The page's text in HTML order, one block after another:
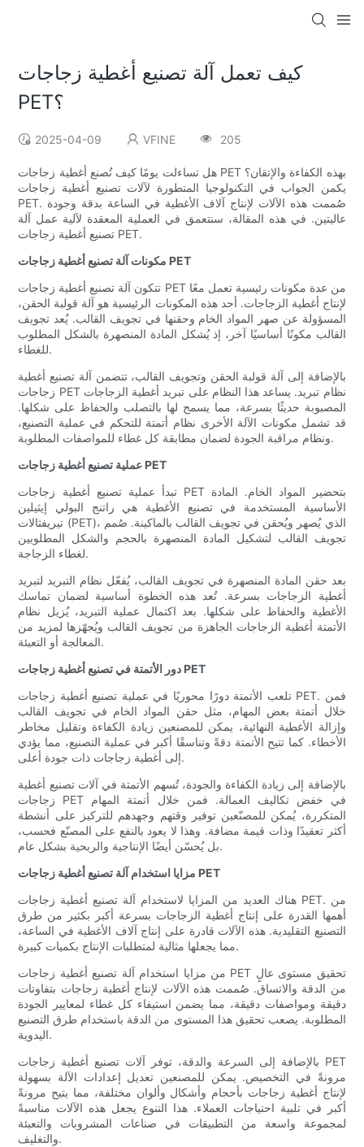
كيف تعمل آلة تصنيع أغطية زجاجات
PET؟
2025-04-09 VFINE 205
هل تساءلت يومًا كيف تُصنع أغطية زجاجات PET بهذه الكفاءة والإتقان؟
يكمن الجواب في التكنولوجيا المتطورة لآلات تصنيع أغطية زجاجات
PET. صُممت هذه الآلات لإنتاج آلاف الأغطية في الساعة بدقة وجودة
عاليتين. في هذه المقالة، سنتعمق في العملية المعقدة لآلية عمل آلة
تصنيع أغطية زجاجات PET.
مكونات آلة تصنيع أغطية زجاجات PET
تتكون آلة تصنيع أغطية زجاجات PET من عدة مكونات رئيسية تعمل معًا
لإنتاج أغطية الزجاجات. أحد هذه المكونات الرئيسية هو آلة قولبة الحقن،
المسؤولة عن صهر المواد الخام وحقنها في تجويف القالب. يُعد تجويف
القالب مكونًا أساسيًا آخر، إذ يُشكل المادة المنصهرة بالشكل المطلوب
للغطاء.
بالإضافة إلى آلة قولبة الحقن وتجويف القالب، تتضمن آلة تصنيع أغطية
زجاجات PET نظام تبريد. يساعد هذا النظام على تبريد أغطية الزجاجات
المصبوبة حديثًا بسرعة، مما يسمح لها بالتصلب والحفاظ على شكلها.
قد تشمل مكونات الآلة الأخرى نظام أتمتة للتحكم في عملية التصنيع،
ونظام مراقبة الجودة لضمان مطابقة كل غطاء للمواصفات المطلوبة.
عملية تصنيع أغطية زجاجات PET
تبدأ عملية تصنيع أغطية زجاجات PET بتحضير المواد الخام. المادة
الأساسية المستخدمة في تصنيع الأغطية هي راتنج البولي إيثيلين
تيريفثالات (PET)، الذي يُصهر ويُحقن في تجويف القالب بالماكينة. صُمم
تجويف القالب لتشكيل المادة المنصهرة بالحجم والشكل المطلوبين
لغطاء الزجاجة.
بعد حقن المادة المنصهرة في تجويف القالب، يُفعّل نظام التبريد لتبريد
أغطية الزجاجات بسرعة. تُعد هذه الخطوة أساسية لضمان تماسك
الأغطية والحفاظ على شكلها. بعد اكتمال عملية التبريد، يُزيل نظام
الأتمتة أغطية الزجاجات الجاهزة من تجويف القالب ويُجهّزها لمزيد من
المعالجة أو التعبئة.
دور الأتمتة في تصنيع أغطية زجاجات PET
تلعب الأتمتة دورًا محوريًا في عملية تصنيع أغطية زجاجات PET. فمن
خلال أتمتة بعض المهام، مثل حقن المواد الخام في تجويف القالب
وإزالة الأغطية النهائية، يمكن للمصنعين زيادة الكفاءة وتقليل مخاطر
الأخطاء. كما تتيح الأتمتة دقةً وتناسقًا أكبر في عملية التصنيع، مما يؤدي
إلى أغطية زجاجات ذات جودة أعلى.
بالإضافة إلى زيادة الكفاءة والجودة، تُسهم الأتمتة في آلات تصنيع أغطية
زجاجات PET في خفض تكاليف العمالة. فمن خلال أتمتة المهام
المتكررة، يُمكن للمصنّعين توفير وقتهم وجهدهم للتركيز على أنشطة
أكثر تعقيدًا وذات قيمة مضافة. وهذا لا يعود بالنفع على المصنّع فحسب،
بل يُحسّن أيضًا الإنتاجية والربحية بشكل عام.
مزايا استخدام آلة تصنيع أغطية زجاجات PET
هناك العديد من المزايا لاستخدام آلة تصنيع أغطية زجاجات PET. من
أهمها القدرة على إنتاج أغطية الزجاجات بسرعة أكبر بكثير من طرق
التصنيع التقليدية. هذه الآلات قادرة على إنتاج آلاف الأغطية في الساعة،
مما يجعلها مثالية لمتطلبات الإنتاج بكميات كبيرة.
من مزايا استخدام آلة تصنيع أغطية زجاجات PET تحقيق مستوى عالٍ
من الدقة والاتساق. صُممت هذه الآلات لإنتاج أغطية زجاجات بتفاوتات
دقيقة ومواصفات دقيقة، مما يضمن استيفاء كل غطاء لمعايير الجودة
المطلوبة. يصعب تحقيق هذا المستوى من الدقة باستخدام طرق التصنيع
اليدوية.
بالإضافة إلى السرعة والدقة، توفر آلات تصنيع أغطية زجاجات PET
مرونةً في التخصيص. يمكن للمصنعين تعديل إعدادات الآلة بسهولة
لإنتاج أغطية زجاجات بأحجام وأشكال وألوان مختلفة، مما يتيح مرونةً
أكبر في تلبية احتياجات العملاء. هذا التنوع يجعل هذه الآلات مناسبةً
لمجموعة واسعة من التطبيقات في صناعات المشروبات والتعبئة
والتغليف.